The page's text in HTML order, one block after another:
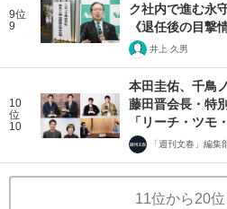
9位
9
ク社内で進む永
《退任後の目撃
井上 久男
10
位
10
本田圭佑、千鳥
藤田晋会長・特
「リーチ・ツモ
「週刊文春」編集
11位から20